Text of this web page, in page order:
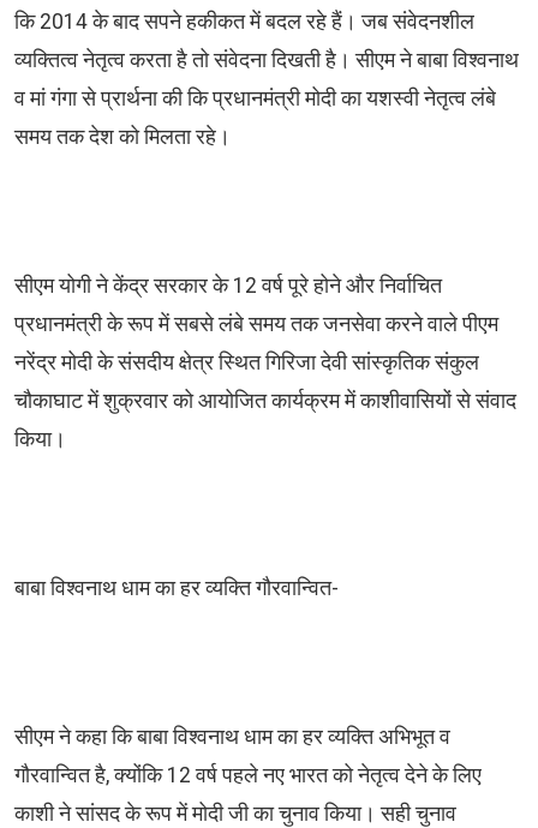
कि 2014 के बाद सपने हकीकत में बदल रहे हैं। जब संवेदनशील
व्यक्तित्व नेतृत्व करता है तो संवेदना दिखती है। सीएम ने बाबा विश्वनाथ
व मां गंगा से प्रार्थना की कि प्रधानमंत्री मोदी का यशस्वी नेतृत्व लंबे
समय तक देश को मिलता रहे।
सीएम योगी ने केंद्र सरकार के 12 वर्ष पूरे होने और निर्वाचित
प्रधानमंत्री के रूप में सबसे लंबे समय तक जनसेवा करने वाले पीएम
नरेंद्र मोदी के संसदीय क्षेत्र स्थित गिरिजा देवी सांस्कृतिक संकुल
चौकाघाट में शुक्रवार को आयोजित कार्यक्रम में काशीवासियों से संवाद
किया।
बाबा विश्वनाथ धाम का हर व्यक्ति गौरवान्वित-
सीएम ने कहा कि बाबा विश्वनाथ धाम का हर व्यक्ति अभिभूत व
गौरवान्वित है, क्योंकि 12 वर्ष पहले नए भारत को नेतृत्व देने के लिए
काशी ने सांसद के रूप में मोदी जी का चुनाव किया। सही चुनाव